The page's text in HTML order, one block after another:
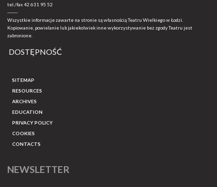
tel./fax42 631 95 52
-------
Wszystkie informacje zawarte na stronie są własnością Teatru Wielkiego w Łodzi.
Kopiowanie, powielanie lub jakiekolwiek inne wykorzystywanie bez zgody Teatru jest
zabronione.
DOSTĘPNOŚĆ
SITEMAP
RESOURCES
ARCHIVES
EDUCATION
PRIVACY POLICY
COOKIES
CONTACTS
NEWSLETTER